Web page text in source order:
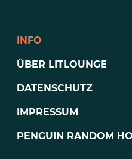
INFO
ÜBER LITLOUNGE
DATENSCHUTZ
IMPRESSUM
PENGUIN RANDOM